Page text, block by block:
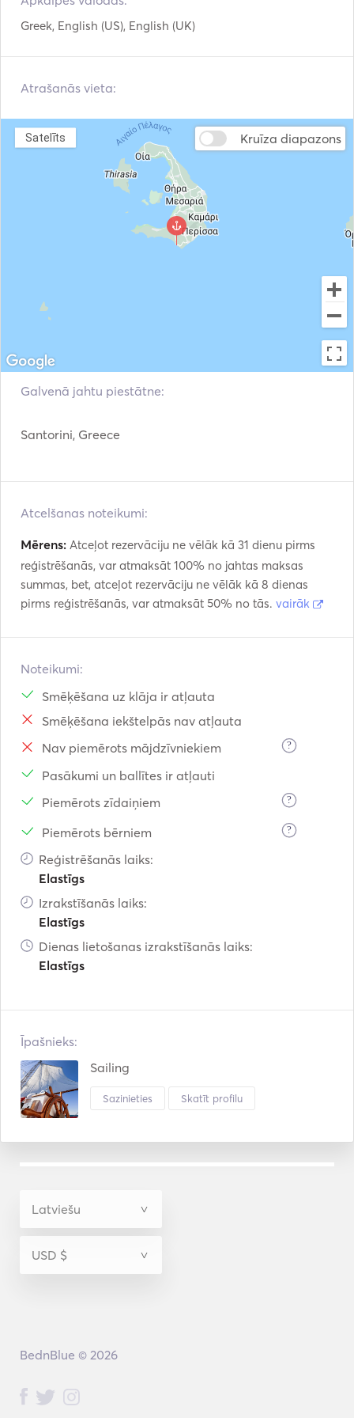
Greek, English (US), English (UK)
Atrašanās vieta:
Kruīza diapazons
Satelīts
Galvenā jahtu piestātne:
Santorini, Greece
Atcelšanas noteikumi:
Mērens: Atceļot rezervāciju ne vēlāk kā 31 dienu pirms
reģistrēšanās, var atmaksāt 100% no jahtas maksas
summas, bet, atceļot rezervāciju ne vēlāk kā 8 dienas
pirms reģistrēšanās, var atmaksāt 50% no tās. vairāk
Noteikumi:
Smēķēšana uz klāja ir atļauta
Smēķēšana iekštelpās nav atļauta
Nav piemērots mājdzīvniekiem
?
Pasākumi un ballītes ir atļauti
Piemērots zīdaiņiem
?
Piemērots bērniem ?
Reģistrēšanās laiks:
Elastīgs
Izrakstīšanās laiks:
Elastīgs
Dienas lietošanas izrakstīšanās laiks:
Elastīgs
Īpašnieks:
Sailing
Sazinieties Skatīt profilu
BednBlue © 2026